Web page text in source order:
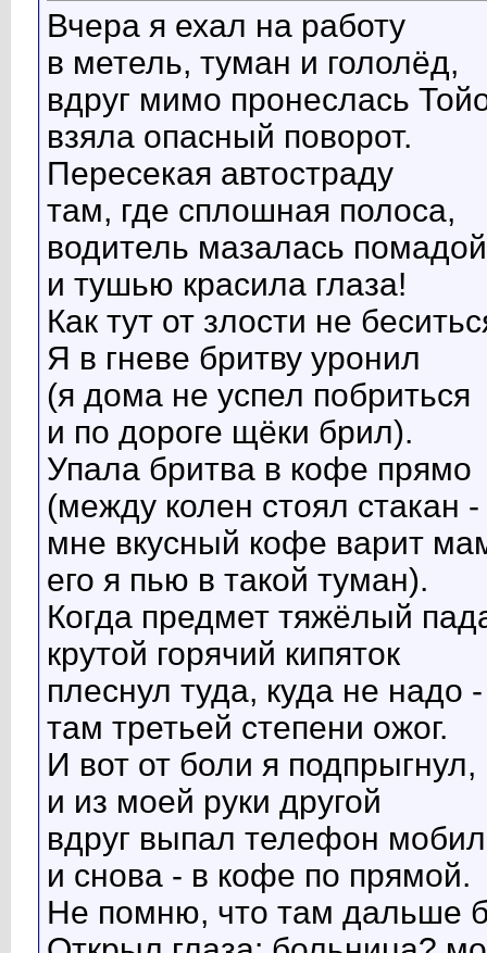
Вчера я ехал на работу
в метель, туман и гололёд,
вдруг мимо пронеслась
взяла опасный поворот.
Пересекая автостраду
там, где сплошная полоса,
водитель мазалась помадой
и тушью красила глаза!
Как тут от злости не
Я в гневе бритву уронил
(я дома не успел побриться
и по дороге щёки брил).
Упала бритва в кофе прямо
(между колен стоял стакан -
мне вкусный кофе варит
его я пью в такой туман).
Когда предмет тяжёлый
крутой горячий кипяток
плеснул туда, куда не надо -
там третьей степени ожог.
И вот от боли я подпрыгнул,
и из моей руки другой
вдруг выпал телефон
и снова - в кофе по прямой.
Не помню, что там дальше